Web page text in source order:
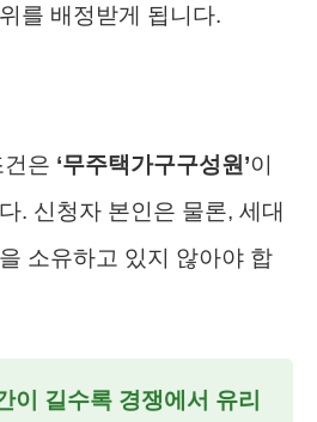
를 배정받게 됩니다.
은 ‘무주택가구구성원’이
. 신청자 본인은 물론, 세대
소유하고 있지 않아야 합
이 길수록 경쟁에서 유리